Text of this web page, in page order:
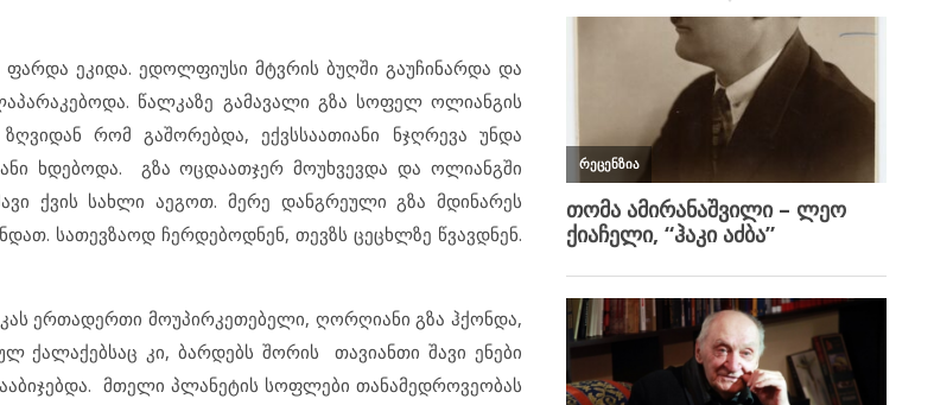
ეკიდა. ედოლფიუსი მტვრის ბუღში გაუჩინარდა და
წალკაზე გამავალი გზა სოფელ ოლიანგის
რომ გაშორებდა, ექვსსაათიანი ნჯღრევა უნდა
ხდებოდა. გზა ოცდაათჯერ მოუხვევდა და ოლიანგში
ქვის სახლი აეგოთ. მერე დანგრეული გზა მდინარეს
სათევზაოდ ჩერდებოდნენ, თევზს ცეცხლზე წვავდნენ.
ერთადერთი მოუპირკეთებელი, ღორღიანი გზა ჰქონდა,
კი, ბარდებს შორის თავიანთი შავი ენები
მთელი პლანეტის სოფლები თანამედროვეობას